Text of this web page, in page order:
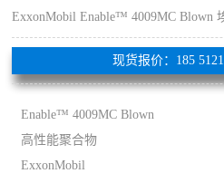
ExxonMobil Enable™ 4009MC Blown
现货报价：185
Enable™ 4009MC Blown
高性能聚合物
ExxonMobil